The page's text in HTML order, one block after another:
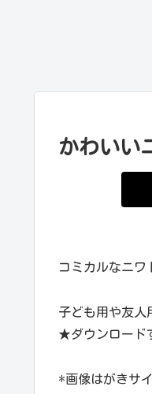
かわいい
コミカルなニワ
子ども用や友人
★ダウンロード
*画像はがきサ